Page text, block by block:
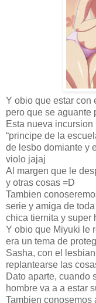
Y obio que estar con
pero que se aguante
Esta nueva
“principe de la
de lesbo domiante y
violo jajaj
Al margen que le
y otras cosas =D
Tambien
serie y amiga de
chica tiernita y super
Y obio que Miyuki le
era un tema de
Sasha, con el
replantearse las
Dato aparte, cuando
hombre va a a estar
Tambien conosemos